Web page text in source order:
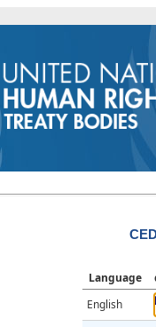
Language
English